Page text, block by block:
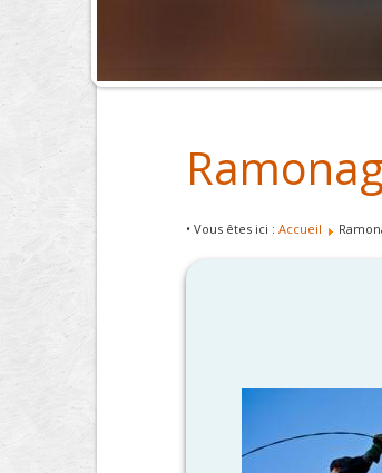
• Vous êtes ici : Accueil